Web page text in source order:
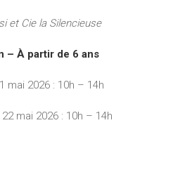
et Cie la Silencieuse
– À partir de 6 ans
mai 2026 : 10h – 14h
mai 2026 : 10h – 14h